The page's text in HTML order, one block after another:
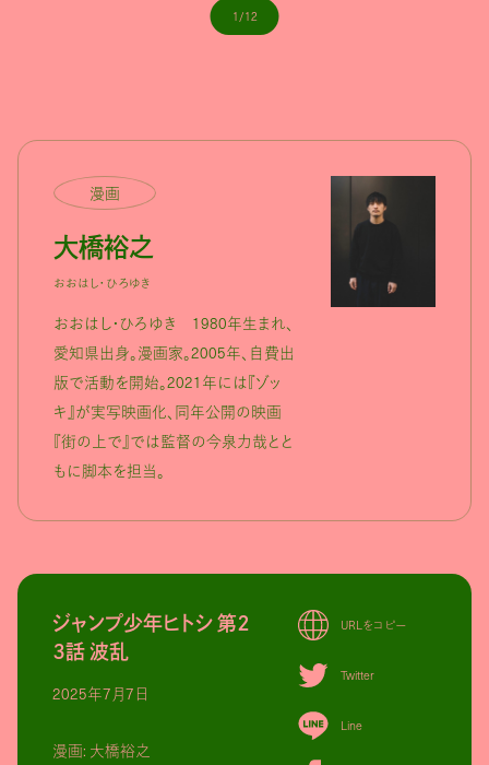
1/12
漫画
大橋裕之
おおはし・ひろゆき
おおはし・ひろゆき 1980年生まれ、
愛知県出身。漫画家。2005年、自費出
版で活動を開始。2021年には『ゾッ
キ』が実写映画化、同年公開の映画
『街の上で』では監督の今泉力哉とと
もに脚本を担当。
ジャンプ少年ヒトシ 第２
３話 波乱
2025年7月7日
漫画: 大橋裕之
URLをコピー
Twitter
Line